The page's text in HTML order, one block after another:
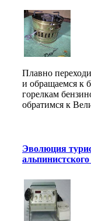
Плавно
и обращаемся к
горелкам
обратимся к
Эволюция